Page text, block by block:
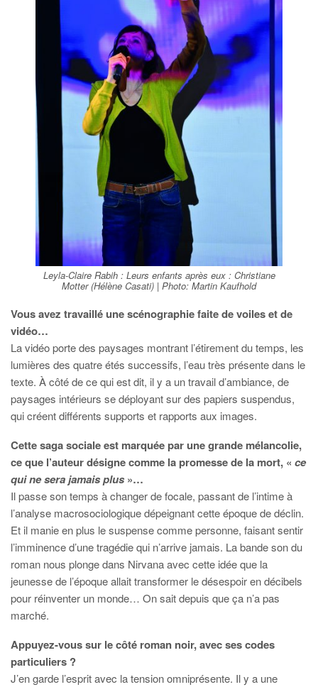
Leyla-Claire Rabih : Leurs enfants après eux: Christiane
Motter (Hélène Casati) | Photo: Martin Kaufhold
Vous avez travaillé une scénographie faite de voiles et de
vidéo…
La vidéo porte des paysages montrant l’étirement du temps, les
lumières des quatre étés successifs, l’eau très présente dans le
texte. À côté de ce qui est dit, il y a un travail d’ambiance, de
paysages intérieurs se déployant sur des papiers suspendus,
qui créent différents supports et rapports aux images.
Cette saga sociale est marquée par une grande mélancolie,
ce que l’auteur désigne comme la promesse de la mort, « ce
qui ne sera jamais plus»…
Il passe son temps à changer de focale, passant de l’intime à
l’analyse macrosociologique dépeignant cette époque de déclin.
Et il manie en plus le suspense comme personne, faisant sentir
l’imminence d’une tragédie qui n’arrive jamais. La bande son du
roman nous plonge dans Nirvana avec cette idée que la
jeunesse de l’époque allait transformer le désespoir en décibels
pour réinventer un monde… On sait depuis que ça n’a pas
marché.
Appuyez-vous sur le côté roman noir, avec ses codes
particuliers ?
J’en garde l’esprit avec la tension omniprésente. Il y a une